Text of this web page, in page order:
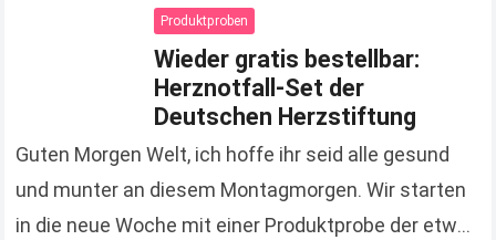
Unsummen, die…Read more
Produktproben
Wieder gratis bestellbar:
Herznotfall-Set der
Deutschen Herzstiftung
Guten Morgen Welt, ich hoffe ihr seid alle gesund
und munter an diesem Montagmorgen. Wir starten
in die neue Woche mit einer Produktprobe der etwas